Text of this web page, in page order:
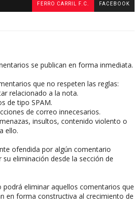
FERRO CARRIL F.C. FACEBOOK
se publican en forma inmediata.
que no respeten las reglas:
relacionado a la nota.
de tipo SPAM.
de correo innecesarios.
insultos, contenido violento o
ello.
ofendida por algún comentario
eliminación desde la sección de
podrá eliminar aquellos comentarios que
en forma constructiva al crecimiento de